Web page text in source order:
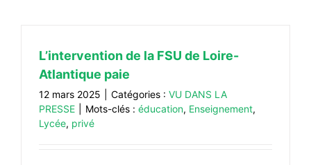
L’intervention de la FSU de Loire-
Atlantique paie
12 mars 2025 Catégories : VU DANS LA
PRESSE
Mots-clés : éducation, Enseignement,
Lycée, privé